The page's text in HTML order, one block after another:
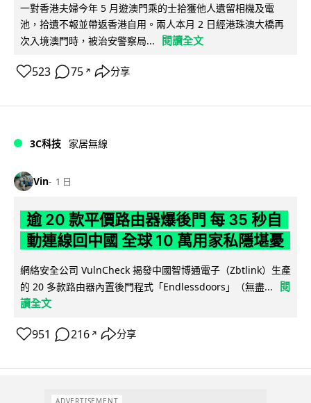
一對香港夫婦今年 5 月遊澳門乘的士拾獲他人遺留相機及電
池，拾遺不報並帶返香港自用。兩人本月 2 日經港珠澳大橋再
次入境澳門時，被治安警察局...
閱讀全文
523 75 ↗ 分享
3C科技 家居無線
Vin 1 日
逾 20 款平價路由器爆後門 每 35 秒自
動連線回中國 全球 10 萬用家私隱堪憂
網絡安全公司 VulnCheck 揭發中國智博通電子（Zbtlink）生產
的 20 多款路由器內置後門程式「Endlessdoors」（無盡...
閱
讀全文
951 216 ↗ 分享
ADVERTISEMENT